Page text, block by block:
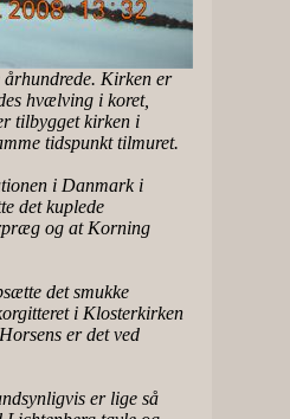
Kirken er
hvælving i koret,
tilbygget kirken i
tidspunkt tilmuret.
i Danmark i
det kuplede
og at Korning
det smukke
i Klosterkirken
er det ved
er lige så